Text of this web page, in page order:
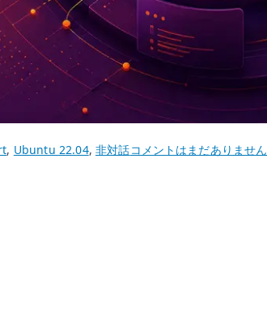
, Ubuntu 22.04,非対話Ubuntu
コメントはまだありません